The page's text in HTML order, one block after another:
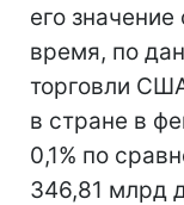
его
время, по
торговли
в стране в
0,1% по
346,81 млрд